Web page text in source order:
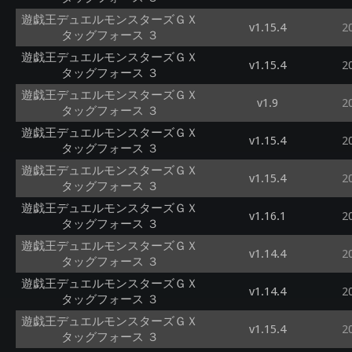
遊戯王デュエルモンスターズＧＸ
タッグフォース ３
v1.15.4
遊戯王デュエルモンスターズＧＸ
タッグフォース ３
v1.15.4
遊戯王デュエルモンスターズＧＸ
タッグフォース ３
v1.9
遊戯王デュエルモンスターズＧＸ
タッグフォース ３
v1.15.4
遊戯王デュエルモンスターズＧＸ
タッグフォース ３
v1.15.4
遊戯王デュエルモンスターズＧＸ
タッグフォース ３
v1.16.1
遊戯王デュエルモンスターズＧＸ
タッグフォース ３
v1.14.4
遊戯王デュエルモンスターズＧＸ
タッグフォース ３
v1.14.4
遊戯王デュエルモンスターズＧＸ
タッグフォース ３
v1.15.4